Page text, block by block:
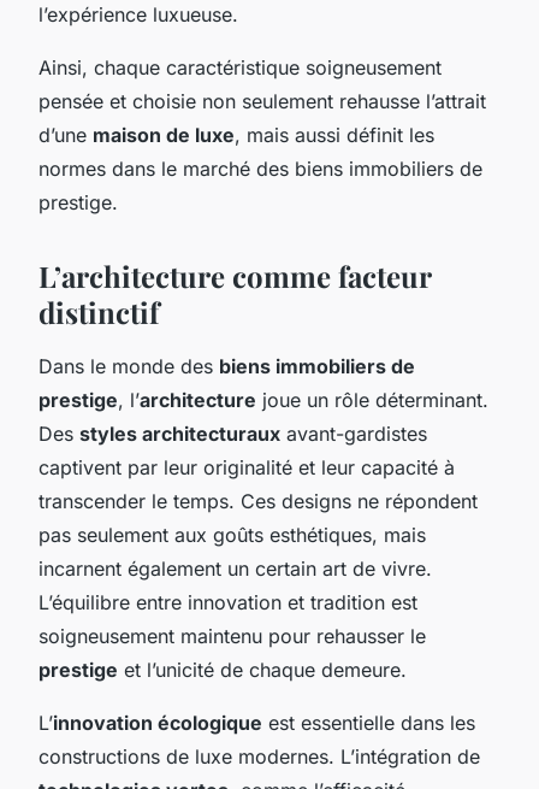
l’expérience luxueuse.
Ainsi, chaque caractéristique soigneusement
pensée et choisie non seulement rehausse l’attrait
d’une maison de luxe, mais aussi définit les
normes dans le marché des biens immobiliers de
prestige.
L’architecture comme facteur
distinctif
Dans le monde des biens immobiliers de
prestige, l’architecture joue un rôle déterminant.
Des styles architecturaux avant-gardistes
captivent par leur originalité et leur capacité à
transcender le temps. Ces designs ne répondent
pas seulement aux goûts esthétiques, mais
incarnent également un certain art de vivre.
L’équilibre entre innovation et tradition est
soigneusement maintenu pour rehausser le
prestige et l’unicité de chaque demeure.
L’innovation écologique est essentielle dans les
constructions de luxe modernes. L’intégration de